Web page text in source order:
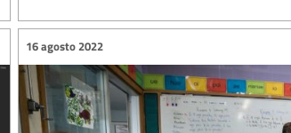
16 agosto 2022